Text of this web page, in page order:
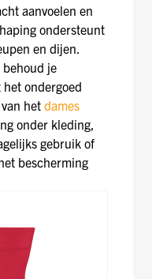
aanvoelen en
ondersteunt
en dijen.
behoud je
ondergoed
hetdames
onder kleding,
gebruik of
bescherming